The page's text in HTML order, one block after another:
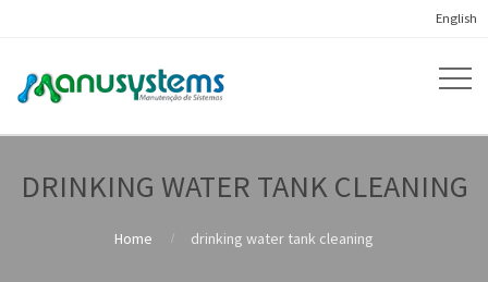
English
DRINKING WATER TANK CLEANING
Home drinking water tank cleaning